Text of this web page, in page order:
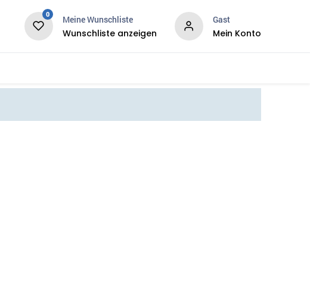
0 Meine Wunschliste
Wunschliste anzeigen
Gast
Mein Konto